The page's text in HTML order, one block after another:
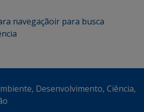
navegaçãoir para busca
Desenvolvimento, Ciência,